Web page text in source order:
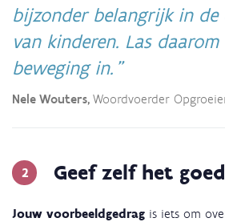
bijzonder belangrijk in
van kinderen. Las
beweging in.
Nele Wouters, Woordvoerder
Geef zelf het
Jouw voorbeeldgedrag is iets om